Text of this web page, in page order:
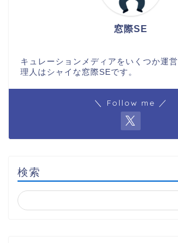
窓際SE
キュレーションメディアをいくつか運
理人はシャイな窓際SEです。
＼ Follow me ／
検索